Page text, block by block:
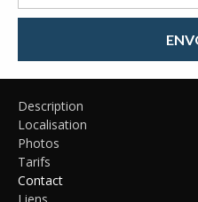
Description
Localisation
Photos
Tarifs
Contact